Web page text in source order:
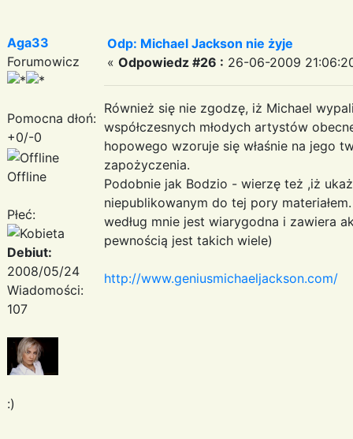
Aga33
Forumowicz
Pomocna dłoń:
+0/-0
Offline
Płeć:
Debiut:
2008/05/24
Wiadomości:
107
:)
Odp: Michael Jackson nie żyje
« Odpowiedz #26 : 26-06-2009
Również się nie zgodzę, iż Michael
współczesnych młodych artystów
hopowego wzoruje się właśnie na jego
zapożyczenia.
Podobnie jak Bodzio - wierzę też ,iż
niepublikowanym do tej pory
według mnie jest wiarygodna i zawiera
pewnością jest takich wiele)
http://www.geniusmichaeljackson.com/